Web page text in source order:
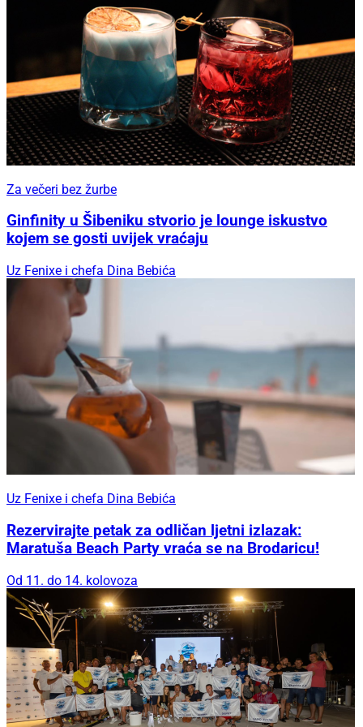
Za večeri bez žurbe
Ginfinity u Šibeniku stvorio je lounge iskustvo
kojem se gosti uvijek vraćaju
Uz Fenixe i chefa Dina Bebića
Uz Fenixe i chefa Dina Bebića
Rezervirajte petak za odličan ljetni izlazak:
Maratuša Beach Party vraća se na Brodaricu!
Od 11. do 14. kolovoza